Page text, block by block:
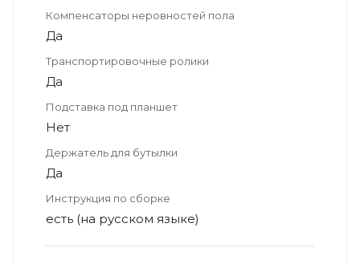
Компенсаторы неровностей пола
Да
Транспортировочные ролики
Да
Подставка под планшет
Нет
Держатель для бутылки
Да
Инструкция по сборке
есть (на русском языке)